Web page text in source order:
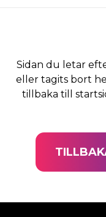
Sidan du letar
eller tagits bort
tillbaka till